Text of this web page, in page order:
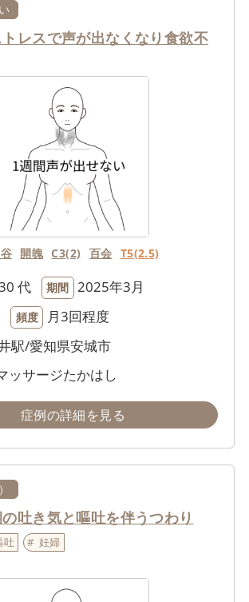
レスで声が出なくなり食欲不
開魄 C3(2) 百会 T5(2.5)
代 期間 2025年3月
頻度 月3回程度
駅/愛知県安城市
ッサージたかはし
症例の詳細を見る
吐き気と嘔吐を伴うつわり
吐 妊婦